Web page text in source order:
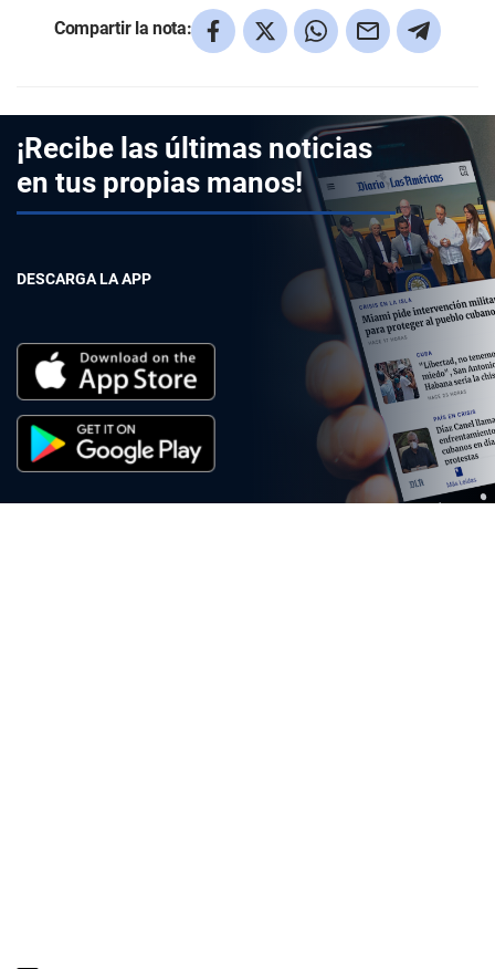
Compartir la nota:
¡Recibe las últimas noticias
en tus propias manos!
DESCARGA LA APP